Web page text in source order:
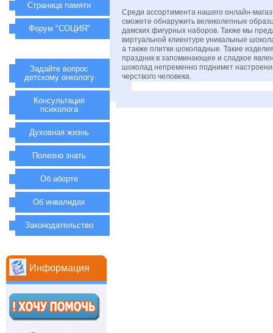
Среди ассортимента нашего онлайн-
сможете обнаружить великолепные
дамских фигурных наборов. Также мы
виртуальной клиентуре уникальные
а также плитки шоколадные. Такие
праздник в запоминающее и сладкое
шоколад непременно поднимет
черствого человека.
Страница памяти
Форум "СОЦИЯ"
Задайте вопрос
детскому онкологу
Консультация
психолога
Духовная жизнь
Полезно знать
Об аборте
Об инвалидах
Законодательство
Информация